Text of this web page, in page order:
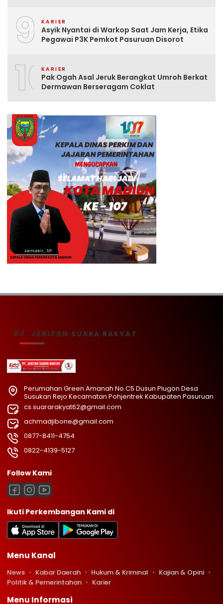
9 KARIER
Asyik Nyantai di Warkop Saat Jam Kerja, Etika
Pegawai P3K Pemkot Pasuruan Disorot
10KARIER
Pak Ogah Asal Jeruk Berangkat Umroh Berkat
Dermawan Berseragam Coklat
PT. JERITAN SUARA RAKYAT
Perumahan Green Amanah No.C5 Dusun Plugon Desa
Susukan Rejo Kecamatan Pohjentrek Kabupaten Pasuruan
cs.suararakyat62@gmail.com
achmadjibone@gmail.com
0877-8411-4754
0822-4139-5127
Follow Kami
Ikuti Perkembangan Kami di
Menu Kanal
News Kabar Daerah Hukum & Kriminal
Kajian & Opini
Politik & Pemerintahan
Karier
Menu Informasi